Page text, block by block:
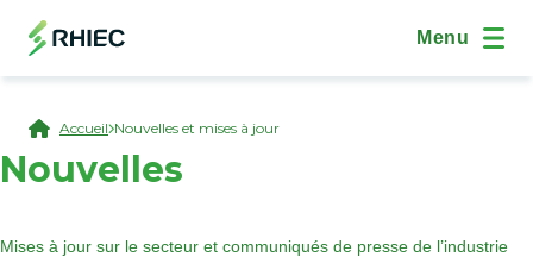
Site
Menu
Breadcrumb
Accueil Nouvelles et mises à jour
Nouvelles
Mises à jour sur le secteur et communiqués de presse de l’industrie